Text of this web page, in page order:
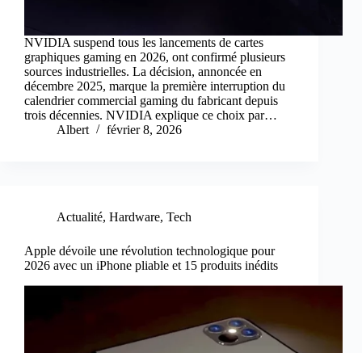
NVIDIA suspend tous les lancements de cartes
graphiques gaming en 2026, ont confirmé plusieurs
sources industrielles. La décision, annoncée en
décembre 2025, marque la première interruption du
calendrier commercial gaming du fabricant depuis
trois décennies. NVIDIA explique ce choix par…
Albert
février 8, 2026
Actualité, Hardware, Tech
Apple dévoile une révolution technologique pour
2026 avec un iPhone pliable et 15 produits inédits